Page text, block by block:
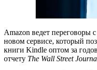
Amazon ведет переговоры
новом сервисе, который
книги Kindle оптом за
отчету The Wall Street